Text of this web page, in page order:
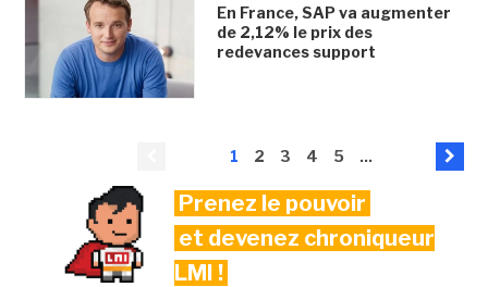
En France, SAP va augmenter
de 2,12% le prix des
redevances support
1 2 3 4 5 ...
Prenez le pouvoir
et devenez chroniqueur
LMI !